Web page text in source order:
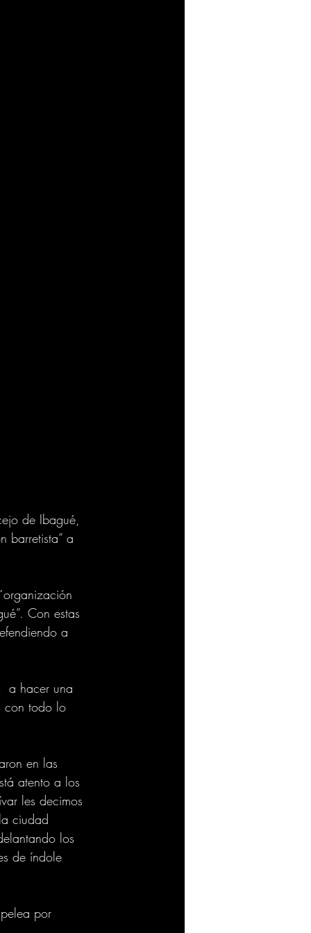
de Ibagué,
barretista” a
Con estas
a
a hacer una
con todo lo
en las
atento a los
les decimos
ciudad
los
de índole
por